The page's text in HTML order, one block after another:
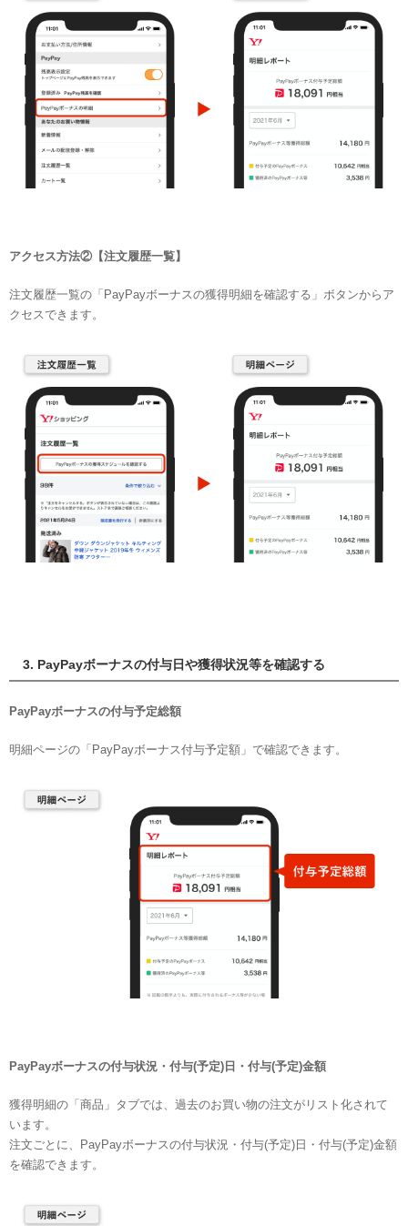
アクセス方法②【注文履歴一覧】
注文履歴一覧の「PayPayボーナスの獲得明細を確認する」ボタンからア
クセスできます。
3. PayPayボーナスの付与日や獲得状況等を確認する
PayPayボーナスの付与予定総額
明細ページの「PayPayボーナス付与予定額」で確認できます。
PayPayボーナスの付与状況・付与(予定)日・付与(予定)金額
獲得明細の「商品」タブでは、過去のお買い物の注文がリスト化されて
います。
注文ごとに、PayPayボーナスの付与状況・付与(予定)日・付与(予定)金額
を確認できます。